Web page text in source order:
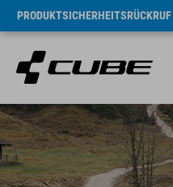
PRODUKTSICHERHEITSRÜCKRUF